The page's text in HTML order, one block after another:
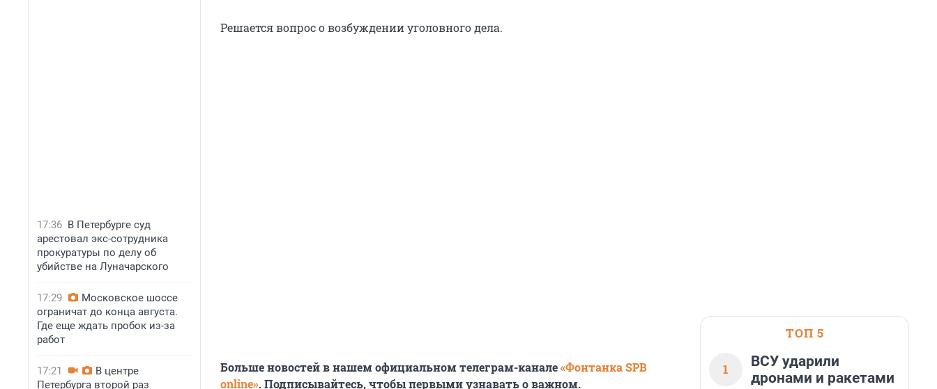
17:36 В Петербурге суд
арестовал экс-сотрудника
прокуратуры по делу об
убийстве на Луначарского
17:29
Московское шоссе
ограничат до конца августа.
Где еще ждать пробок из-за
работ
17:21
В центре
Петербурга второй раз
Решается вопрос о возбуждении уголовного дела.
Больше новостей в нашем официальном телеграм-канале«Фонтанка SPB
online». Подписывайтесь, чтобы первыми узнавать о важном.
ТОП 5
1
ВСУ ударили
дронами и ракетами